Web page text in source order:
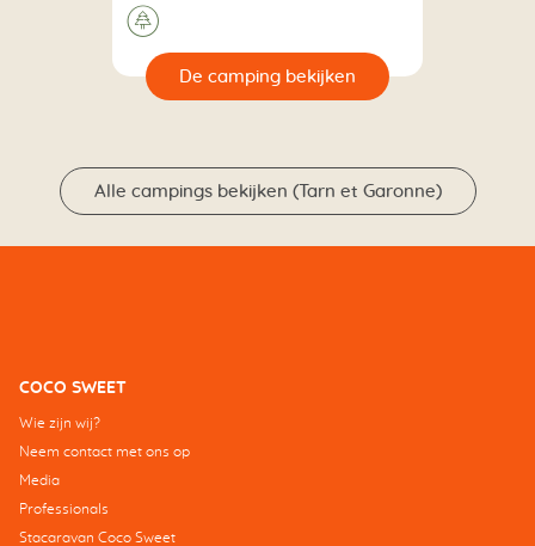
🌲
Alle campings bekijken (Tarn et Garonne)
COCO SWEET
Wie zijn wij?
Neem contact met ons op
Media
Professionals
Stacaravan Coco Sweet